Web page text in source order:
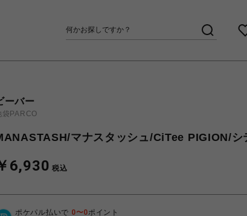
ーバー
袋PARCO
マナスタッシュ/CiTee PIGION/シ
6,930 税込
ポケパル払いで 0〜0ポイント